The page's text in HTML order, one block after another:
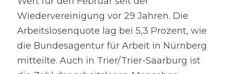
Wiedervereinigung vor 29 Jahren. Die
Arbeitslosenquote lag bei 5,3 Prozent, wie
die Bundesagentur für Arbeit in Nürnberg
mitteilte. Auch in Trier/Trier-Saarburg ist